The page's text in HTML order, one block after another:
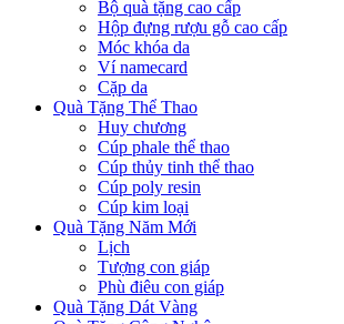
Bộ quà tặng cao cấp
Hộp đựng rượu gỗ cao cấp
Móc khóa da
Ví namecard
Cặp da
Quà Tặng Thể Thao
Huy chương
Cúp phale thể thao
Cúp thủy tinh thể thao
Cúp poly resin
Cúp kim loại
Quà Tặng Năm Mới
Lịch
Tượng con giáp
Phù điêu con giáp
Quà Tặng Dát Vàng